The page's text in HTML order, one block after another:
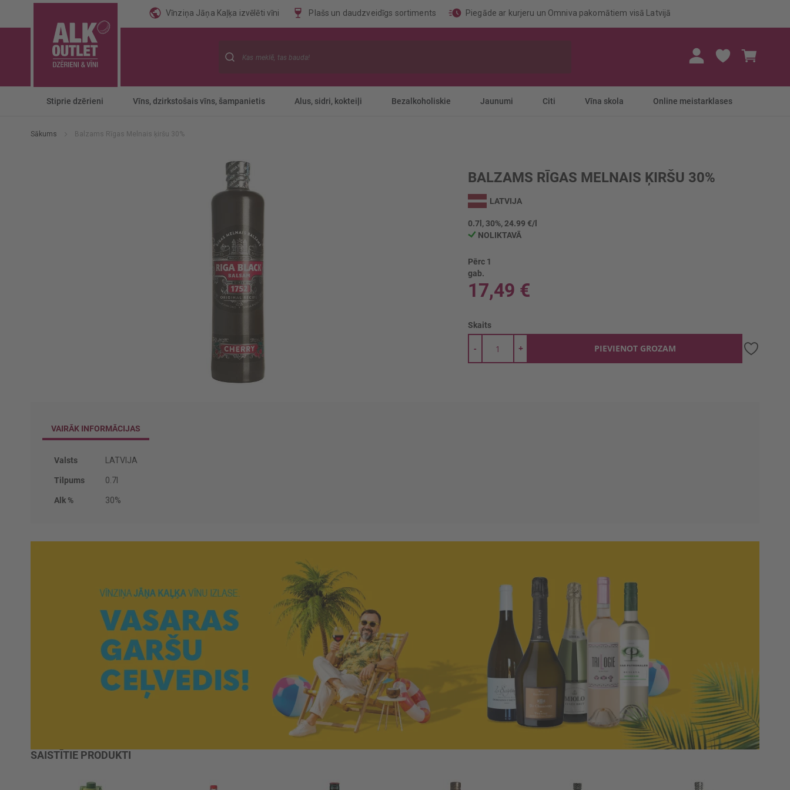
Vīnziņa Jāņa Kaļķa izvēlēti vīni Plašs un daudzveidīgs sortiments Piegāde ar kurjeru un Omniva pakomātiem visā Latvijā
Stiprie dzērieni Vīns, dzirkstošais vīns, šampanietis Alus, sidri, kokteiļi Bezalkoholiskie Jaunumi Citi Vīna skola Online meistarklases
Sākums Balzams Rīgas Melnais ķiršu 30%
BALZAMS RĪGAS MELNAIS ĶIRŠU 30%
sākumu
LATVIJA
0.7l, 30%, 24.99 €/l
NOLIKTAVĀ
Pērc 1
gab.
17,49 €
Skaits
+
- PIEVIENOT GROZAM
VAIRĀK INFORMĀCIJAS
Vairāk
Valsts LATVIJA
Tilpums 0.7l
Alk % 30%
SAISTĪTIE PRODUKTI